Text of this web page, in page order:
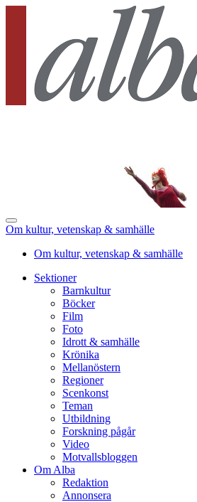
Om kultur, vetenskap & samhälle
Om kultur, vetenskap & samhälle
Sektioner
Barnkultur
Böcker
Film
Foto
Idrott & samhälle
Krönika
Mellanöstern
Regioner
Scenkonst
Teman
Utbildning
Forskning pågår
Video
Motvallsbloggen
Om Alba
Redaktion
Annonsera